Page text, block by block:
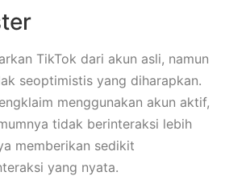
TikTok dari akun asli, namun
seoptimistis yang diharapkan.
menggunakan akun aktif,
tidak berinteraksi lebih
memberikan sedikit
yang nyata.